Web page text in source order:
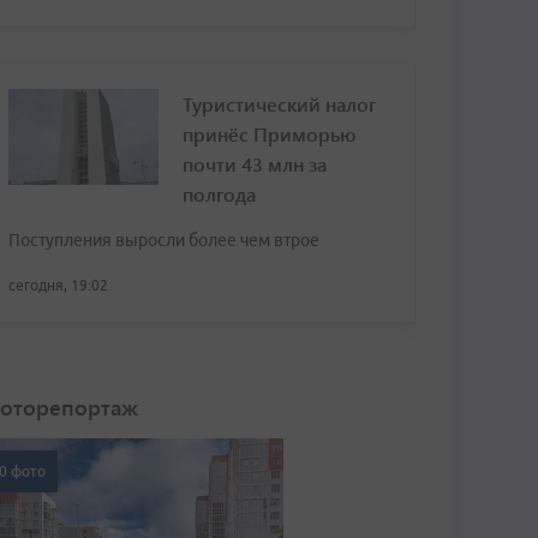
Туристический налог
принёс Приморью
почти 43 млн за
полгода
Поступления выросли более чем втрое
сегодня, 19:02
фото